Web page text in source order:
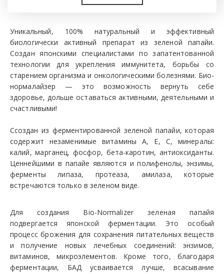
Уникальный, 100% натуральный и эффективный
биологически активный препарат из зеленой папайи.
Создан японскими специалистами по запатентованной
технологии для укрепления иммунитета, борьбы со
старением организма и онкологическими болезнями. Био-
нормалайзер — это возможность вернуть себе
здоровье, дольше оставаться активными, деятельными и
счастливыми!
Ссоздан из ферментированной зеленой папайи, которая
содержит незаменимые витамины А, Е, С, минералы:
калий, марганец, фосфор, бета-каротин, антиоксиданты.
Ценнейшими в папайе являются и полифенолы, энзимы,
ферменты липаза, протеаза, амилаза, которые
встречаются только в зеленом виде.
Для создания Bio-Normalizer зеленая папайя
подвергается японской ферментации. Это особый
процесс брожения для сохранения питательных веществ
и получение новых лечебных соединений: энзимов,
витаминов, микроэлементов. Кроме того, благодаря
ферментации, БАД усваивается лучше, всасывание